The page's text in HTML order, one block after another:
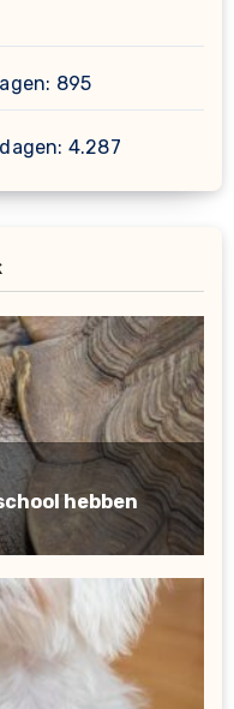
895
4.287